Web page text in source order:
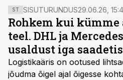
riikliku järelevalve menetlused
tuvastati ka rikkumisi.
ST SISUTURUNDUS29.06.26,
Rohkem kui
teel. DHL ja
usaldust iga
Logistikaäris on ootused
jõudma õigel ajal õigesse